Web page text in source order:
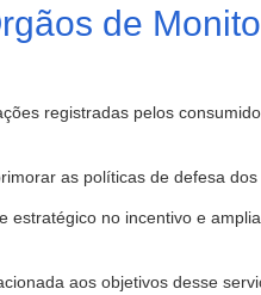
de
registradas pelos
as políticas de defesa dos
estratégico no incentivo e
aos objetivos desse